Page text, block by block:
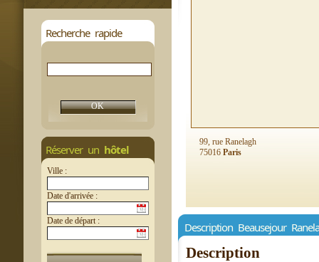
Recherche rapide
Réserver un hôtel
Ville :
Date d'arrivée :
Date de départ :
99, rue Ranelagh
75016 Paris
Description Beausejour
Description